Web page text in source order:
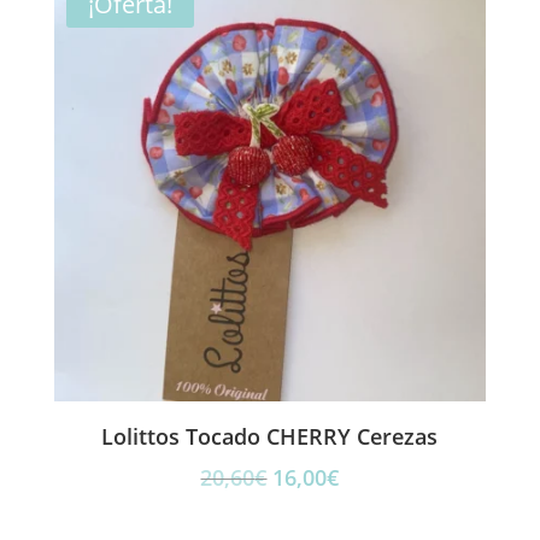
16,00€.13,00€.
Lolittos Tocado CHERRY Cerezas
20,60€ El
16,00€El